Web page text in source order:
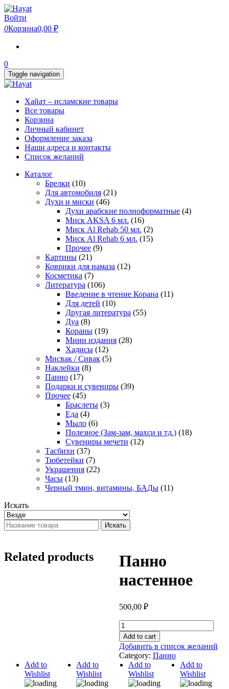
Skip
to
the
content
Войти
0Корзина0,00 ₽
0
Toggle navigation
Хайат – исламские товары
Все товары
Корзина
Личный кабинет
Оформление заказа
Наши адреса и контакты
Список желаний
Каталог
Брелки (10)
Для автомобиля (21)
Духи и миски (46)
Духи арабские полноформатные (4)
Миск AKSA 6 мл. (16)
Миск Al Rehab 50 мл. (2)
Миск Al Rehab 6 мл. (15)
Прочее (9)
Картины (21)
Коврики для намаза (12)
Косметика (7)
Литература (106)
Введение в чтение Корана (11)
Для детей (10)
Другая литература (55)
Дуа (8)
Кораны (19)
Мини издания (28)
Хадисы (12)
Мисвак / Сивак (5)
Наклейки (8)
Панно (17)
Подарки и сувениры (39)
Прочее (45)
Браслеты (3)
Еда (4)
Мыло (6)
Полезное (Зам-зам, махси и тд.) (18)
Сувениры мечети (12)
Тасбихи (37)
Тюбетейки (7)
Украшения (22)
Часы (13)
Черный тмин, витамины, БАДы (11)
Искать
Искать
Панно
настенное
500,00 ₽
Панно
настенное
quantity
Add to cart
Добавить в список желаний
Category: Панно
Related products
Add to
Wishlist
Add to
Wishlist
Add to
Wishlist
Add to
Wishlist